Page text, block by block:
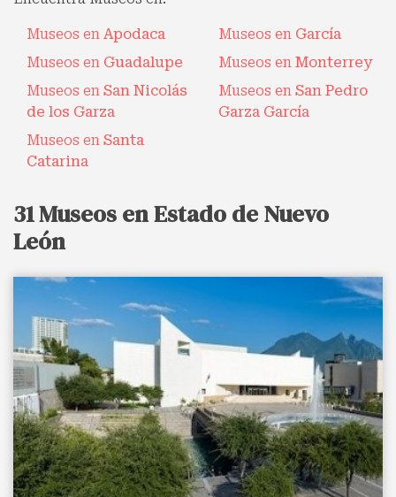
Museos en Apodaca Museos en García
Museos en Guadalupe Museos en Monterrey
Museos en San Nicolás
de los Garza
Museos en San Pedro
Garza García
Museos en Santa
Catarina
31 Museos en Estado de Nuevo
León